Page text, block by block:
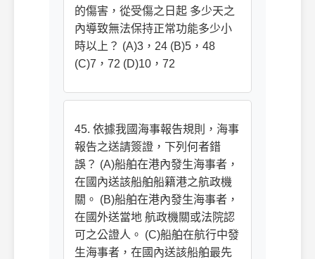
的傷害，從受傷之日起 多少天之
內導致無法保持正常功能多少小
時以上？ (A)3，24 (B)5，48
(C)7，72 (D)10，72
45. 依據我國海事報告規則，海事
報告之送請簽證，下列何者錯
誤？ (A)船舶在港內發生海事者，
在國內送該船舶船籍港之航政機
關。 (B)船舶在港內發生海事者，
在國外送當地 航政機關或法院認
可之公證人。 (C)船舶在航行中發
生海事者，在國內送該船舶最先